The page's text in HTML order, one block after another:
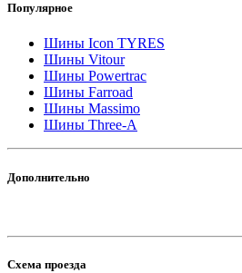
Популярное
Шины Icon TYRES
Шины Vitour
Шины Powertrac
Шины Farroad
Шины Massimo
Шины Three-A
Дополнительно
Схема проезда